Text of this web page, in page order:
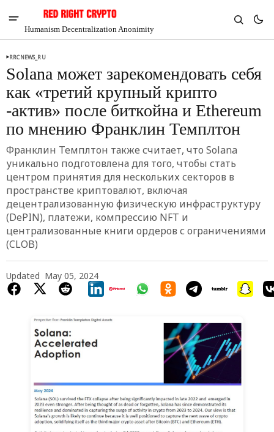
Humanism Decentralization Anonimity
Chia
$1.44
RRCNEWS_RU
Solana может зарекомендовать себя
как «третий крупный крипто
-актив» после биткойна и Ethereum
по мнению Франклин Темплтон
Франклин Темплтон также считает, что Solana
уникально подготовлена для того, чтобы стать
центром принятия для нескольких секторов в
пространстве криптовалют, включая
децентрализованную физическую инфраструктуру
(DePIN), платежи, компрессию NFT и
централизованные книги ордеров с ограничениями
(CLOB)
Updated May 05, 2024